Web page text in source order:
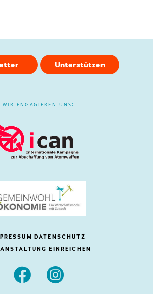
Unterstützen
wir engagieren uns:
DATENSCHUTZ
EINREICHEN
 